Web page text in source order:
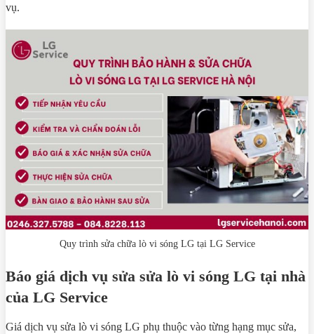
vụ.
Quy trình sửa chữa lò vi sóng LG tại LG Service
Báo giá dịch vụ sửa sửa lò vi sóng LG tại nhà
của LG Service
Giá dịch vụ sửa lò vi sóng LG phụ thuộc vào từng hạng mục sửa,